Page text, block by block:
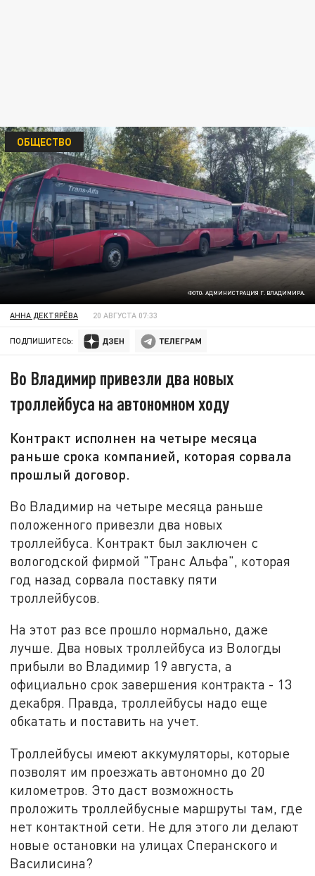
ФОТО: АДМИНИСТРАЦИЯ Г. ВЛАДИМИРА.
ОБЩЕСТВО
АННА ДЕКТЯРЁВА 20 АВГУСТА 07:33
ПОДПИШИТЕСЬ:
Во Владимир привезли два новых
троллейбуса на автономном ходу
Контракт исполнен на четыре месяца
раньше срока компанией, которая сорвала
прошлый договор.
Во Владимир на четыре месяца раньше
положенного привезли два новых
троллейбуса. Контракт был заключен с
вологодской фирмой "Транс Альфа", которая
год назад сорвала поставку пяти
троллейбусов.
На этот раз все прошло нормально, даже
лучше. Два новых троллейбуса из Вологды
прибыли во Владимир 19 августа, а
официально срок завершения контракта - 13
декабря. Правда, троллейбусы надо еще
обкатать и поставить на учет.
Троллейбусы имеют аккумуляторы, которые
позволят им проезжать автономно до 20
километров. Это даст возможность
проложить троллейбусные маршруты там, где
нет контактной сети. Не для этого ли делают
новые остановки на улицах Сперанского и
Василисина?